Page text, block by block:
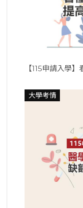
【115申請入學
大學考情